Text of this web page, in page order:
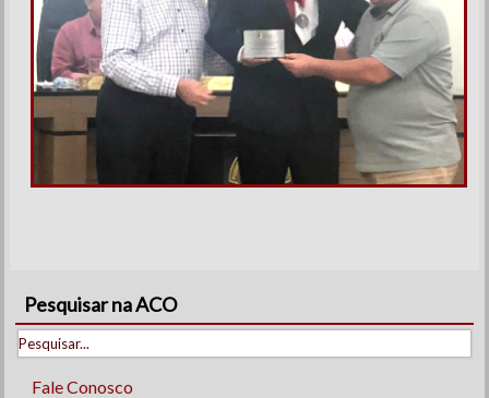
Pesquisar na ACO
Fale Conosco